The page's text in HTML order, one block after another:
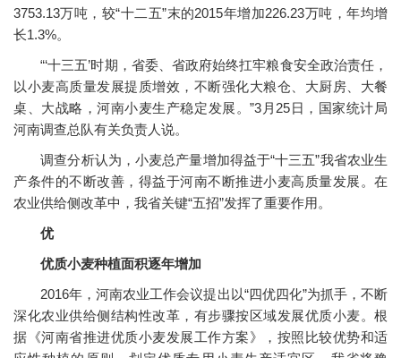
3753.13万吨，较“十二五”末的2015年增加226.23万吨，年均增
长1.3%。
“‘十三五’时期，省委、省政府始终扛牢粮食安全政治责任，
以小麦高质量发展提质增效，不断强化大粮仓、大厨房、大餐
桌、大战略，河南小麦生产稳定发展。”3月25日，国家统计局
河南调查总队有关负责人说。
调查分析认为，小麦总产量增加得益于“十三五”我省农业生
产条件的不断改善，得益于河南不断推进小麦高质量发展。在
农业供给侧改革中，我省关键“五招”发挥了重要作用。
优
优质小麦种植面积逐年增加
2016年，河南农业工作会议提出以“四优四化”为抓手，不断
深化农业供给侧结构性改革，有步骤按区域发展优质小麦。根
据《河南省推进优质小麦发展工作方案》，按照比较优势和适